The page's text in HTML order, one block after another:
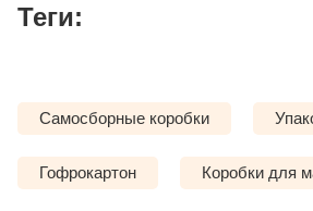
Теги:
Самосборные коробки
Гофрокартон Коробки для